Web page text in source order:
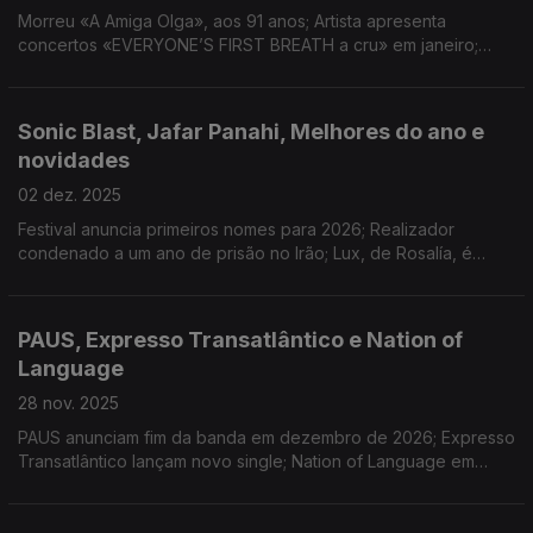
Morreu «A Amiga Olga», aos 91 anos; Artista apresenta
concertos «EVERYONE’S FIRST BREATH a cru» em janeiro;
Sonic Blast, Jafar Panahi, Melhores do ano e
novidades
02 dez. 2025
Festival anuncia primeiros nomes para 2026; Realizador
condenado a um ano de prisão no Irão; Lux, de Rosalía, é
PAUS, Expresso Transatlântico e Nation of
Language
28 nov. 2025
PAUS anunciam fim da banda em dezembro de 2026; Expresso
Transatlântico lançam novo single; Nation of Language em